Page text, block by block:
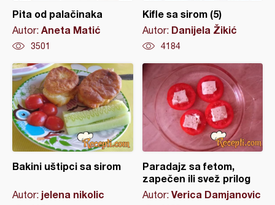
Pita od palačinaka
Autor: Aneta Matić
3501
Kifle sa sirom (5)
Autor: Danijela Žikić
4184
Bakini uštipci sa sirom
Autor: jelena nikolic
Paradajz sa fetom,
zapečen ili svež prilog
Autor: Verica Damjanovic